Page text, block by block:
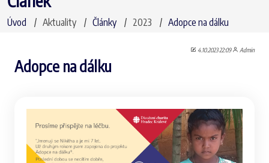
Úvod Aktuality Články 2023 Adopce na dálku
4.10.2023 22:09 Admin
Adopce na dálku